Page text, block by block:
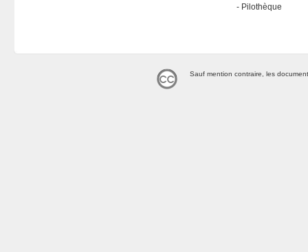
Pilothèque
Sauf mention contraire, les